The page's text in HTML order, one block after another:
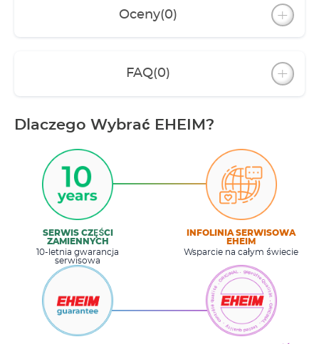
Oceny(0)
FAQ(0)
Dlaczego Wybrać EHEIM?
SERWIS CZĘŚCI
ZAMIENNYCH
10-letnia gwarancja
serwisowa
INFOLINIA SERWISOWA
EHEIM
Wsparcie na całym świecie